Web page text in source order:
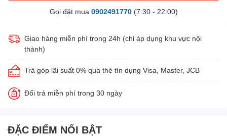
Gọi đặt mua 0902491770(7:30 - 22:00)
Giao hàng miễn phí trong 24h (chỉ áp dụng khu vực nội
thành)
Trả góp lãi suất 0% qua thẻ tín dụng Visa, Master, JCB
Đổi trả miễn phí trong 30 ngày
ĐẶC ĐIỂM NỔI BẬT